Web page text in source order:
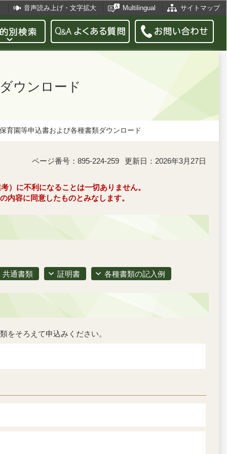
音声読み上げ・文字拡大 Multilingual サイトマップ
ウンロード
保育園等申込書および各種書類ダウンロード
ページ番号：895-224-259 更新日：2026年3月27日
）に不利になることは一切ありません。
内容に同意したものとみなします。
共通書類 証明書 各種書類の記入例
をそろえて申込みください。